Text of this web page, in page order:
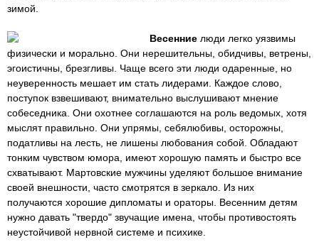
зимой.
Весенние люди легко уязвимы
физически и морально. Они нерешительны, обидчивы, ветрены,
эгоистичны, брезгливы. Чаще всего эти люди одаренные, но
неуверенность мешает им стать лидерами. Каждое слово,
поступок взвешивают, внимательно выслушивают мнение
собеседника. Они охотнее соглашаются на роль ведомых, хотя
мыслят правильно. Они упрямы, себялюбивы, осторожны,
податливы на лесть, не лишены любования собой. Обладают
тонким чувством юмора, имеют хорошую память и быстро все
схватывают. Мартовские мужчины уделяют большое внимание
своей внешности, часто смотрятся в зеркало. Из них
получаются хорошие дипломаты и ораторы. Весенним детям
нужно давать "твердо" звучащие имена, чтобы противостоять
неустойчивой нервной системе и психике.